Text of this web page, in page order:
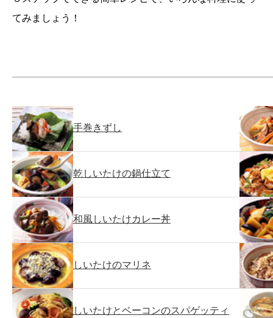
てみましょう！
手巻きずし
乾しいたけの鍋仕立て
和風しいたけカレー丼
しいたけのマリネ
しいたけとベーコンのスパゲッティ